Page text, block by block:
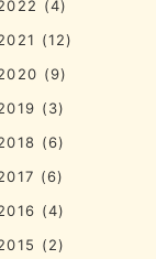
(4)
(12)
(9)
(3)
(6)
(6)
(4)
(2)